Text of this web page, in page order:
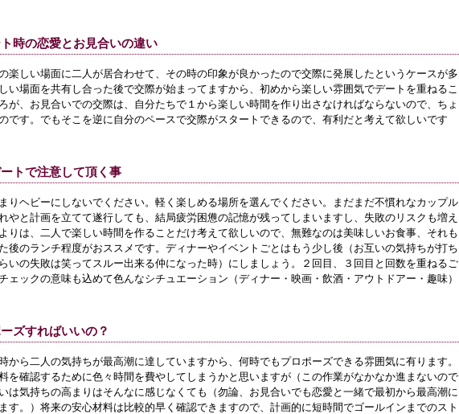
時の恋愛とお見合いの違い
楽しい場面に二人が居合わせて、その時の印象が良かったので交際に発展したというケースが多
い場面を共有し合った後で交際が始まってますから、初めから楽しい雰囲気でデートを重ねるこ
が、お見合いでの交際は、自分たちで１から楽しい時間を作り出さなければならないので、ちょ
です。でもそこを逆に自分のペースで交際がスタートできるので、有利だと考えて欲しいです
トで注意して頂く事
りヘビーにしないでください。軽く楽しめる場所を選んでください。まだまだ不慣れなカップル
やと計画を立てて遂行しても、結局疲労困憊の記憶が残ってしまいますし、失敗のリスクも増え
りは、二人で楽しい時間を作ることだけ考えて欲しいので、無難なのは美味しいお食事、それも
後のランチ程度がおススメです。ディナーやイベントごとはもう少し後（お互いの気持ちが打ち
いの失敗は笑ってスルー出来る仲になった時）にしましょう。２回目、３回目と回数を重ねるご
ェックの意味も込めて色んなシチュエーション（ディナー・映画・飲酒・アウトドアー・趣味）
ズすればいいの？
から二人の気持ちが最高潮に達していますから、何時でもプロポーズできる雰囲気に有ります。
を確認するために色々時間を費やしてしまうかと思いますが（この作業がなかなか進まないので
は気持ちの高まりはそんなに感じなくても（勿論、お見合いでも恋愛と一緒で最初から最高潮に
す。）将来の安心材料は比較的早く確認できますので、計画的に短時間でゴールインまでのスト